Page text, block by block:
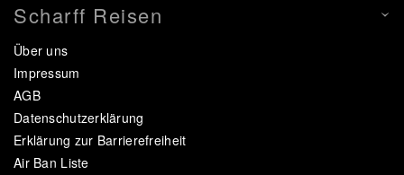
Scharff Reisen
Über uns
Impressum
AGB
Datenschutzerklärung
Erklärung zur Barrierefreiheit
Air Ban Liste